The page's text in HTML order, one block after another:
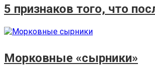
5 признаков того, что
Морковные «сырники»